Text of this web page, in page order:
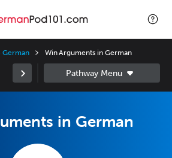
German Win Arguments in German
in German